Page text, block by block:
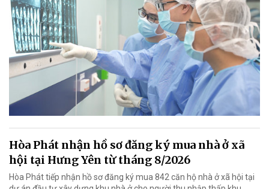
Hòa Phát nhận hồ sơ đăng ký mua nhà ở xã
hội tại Hưng Yên từ tháng 8/2026
Hòa Phát tiếp nhận hồ sơ đăng ký mua 842 căn hộ nhà ở xã hội tại